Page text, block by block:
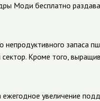
Моди бесплатно
непродуктивного запаса
Кроме того,
увеличение